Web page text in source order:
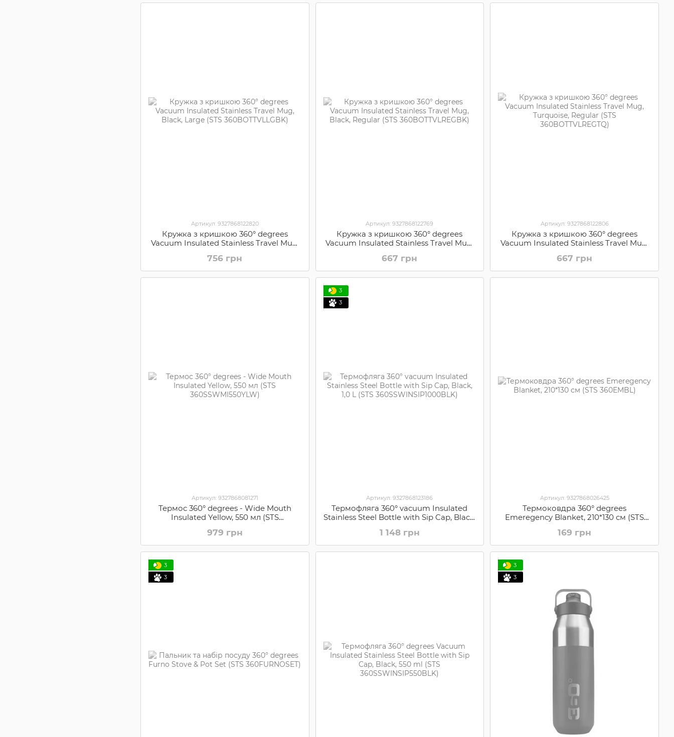
Артикул: 9327868122820
Кружка з кришкою 360° degrees
Vacuum Insulated Stainless Travel Mug,
756 грн
Артикул: 9327868122769
Кружка з кришкою 360° degrees
Vacuum Insulated Stainless Travel Mug,
667 грн
Артикул: 9327868122806
Кружка з кришкою 360° degrees
Vacuum Insulated Stainless Travel Mug,
360BOTTVLREGTQ)
667 грн
Артикул: 9327868081271
Термос 360° degrees - Wide Mouth
Insulated Yellow, 550 мл (STS
979 грн
3
3
Артикул: 9327868123186
Термофляга 360° vacuum Insulated
Stainless Steel Bottle with Sip Cap, Black,
1 148 грн
Артикул: 9327868026425
Термоковдра 360° degrees
Emeregency Blanket, 210*130 см (STS
169 грн
3
3
3
3